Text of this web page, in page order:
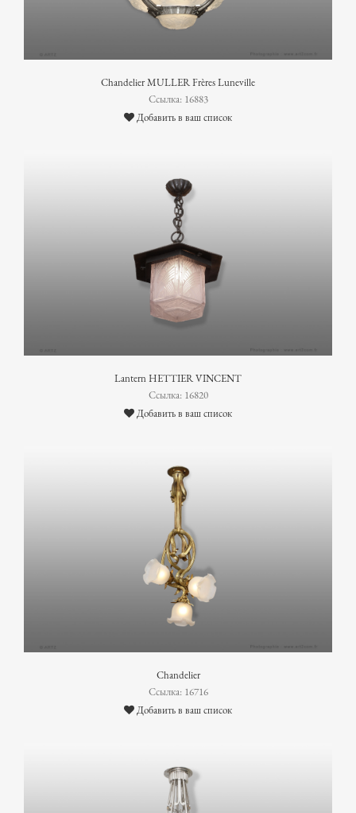
Chandelier MULLER Frères Luneville
Ссылка: 16883
Добавить в ваш список
Lantern HETTIER VINCENT
Ссылка: 16820
Добавить в ваш список
Chandelier
Ссылка: 16716
Добавить в ваш список